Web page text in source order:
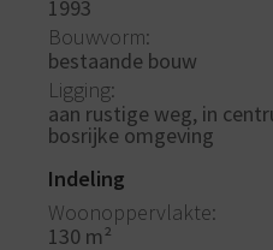
1993
Bouwvorm
bestaande bouw
Ligging
aan rustige weg, in
bosrijke omgeving
Indeling
Woonoppervlakte
130 m²